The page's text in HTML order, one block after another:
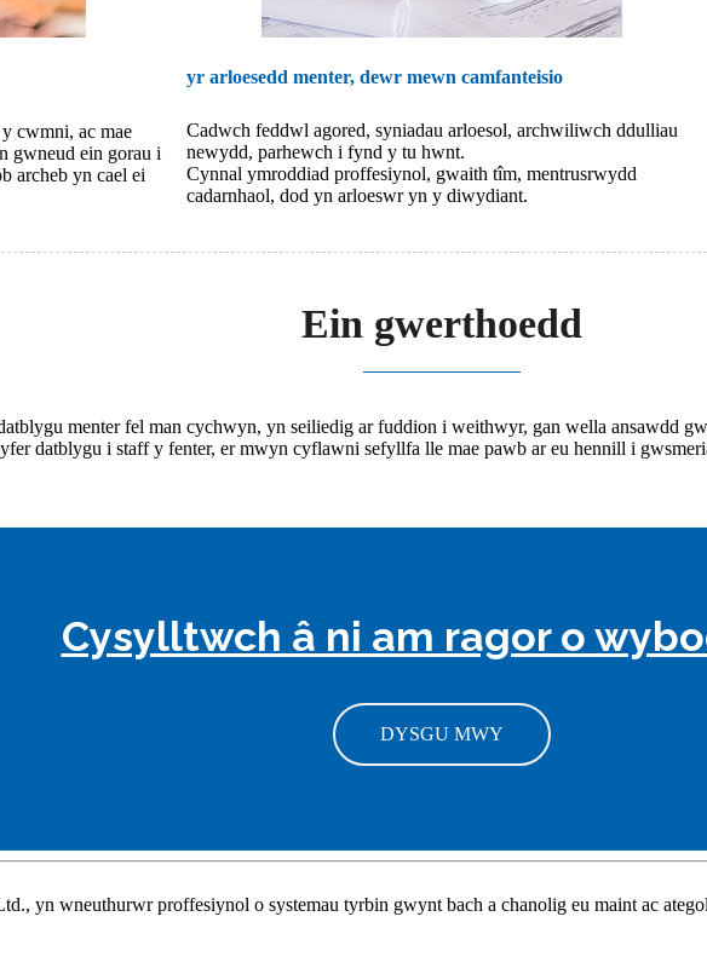
yr arloesedd menter, dewr mewn camfanteisio
cwmni, ac mae
gwneud ein gorau i
archeb yn cael ei
Cadwch feddwl agored, syniadau arloesol, archwiliwch ddulliau
newydd, parhewch i fynd y tu hwnt.
Cynnal ymroddiad proffesiynol, gwaith tîm, mentrusrwydd
cadarnhaol, dod yn arloeswr yn y diwydiant.
Ein gwerthoedd
menter fel man cychwyn, yn seiliedig ar fuddion i weithwyr, gan wella ansawdd
datblygu i staff y fenter, er mwyn cyflawni sefyllfa lle mae pawb ar eu hennill i
Cysylltwch â ni am ragor o
DYSGU MWY
yn wneuthurwr proffesiynol o systemau tyrbin gwynt bach a chanolig eu maint ac